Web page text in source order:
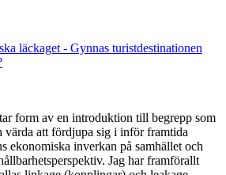
läckaget - Gynnas turistdestinationen
form av en introduktion till begrepp som
värda att fördjupa sig i inför framtida
ekonomiska inverkan på samhället och
Jag har framförallt